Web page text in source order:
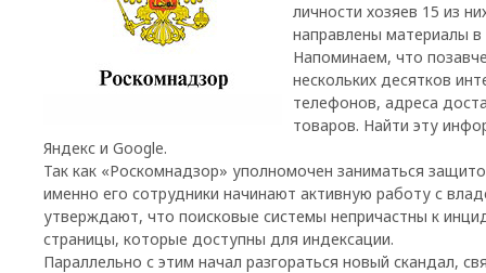
личности хозяев 15 из
направлены материалы
Напоминаем, что
нескольких десятков
телефонов, адреса
товаров. Найти эту
Яндекс и Google.
Так как «Роскомнадзор» уполномочен заниматься
именно его сотрудники начинают активную работу с
утверждают, что поисковые системы непричастны к
страницы, которые доступны для индексации.
Параллельно с этим начал разгораться новый скандал,